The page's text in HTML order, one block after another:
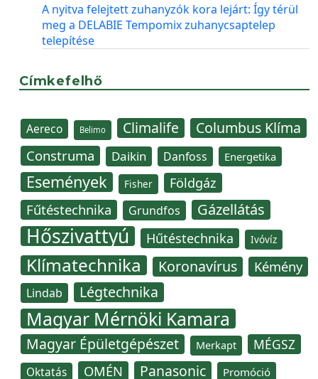
A nyitva felejtett zuhanyzók kora lejárt: Így térül
meg a DELABIE Tempomix zuhanycsaptelep
telepítése
Címkefelhő
Aereco Belimo Climalife Columbus Klíma
Construma Daikin Danfoss Energetika
Események Fisher Földgáz
Fűtéstechnika Grundfos Gázellátás
Hőszivattyú Hűtéstechnika Ivóvíz
Klímatechnika Koronavírus Kémény
Lindab Légtechnika
Magyar Mérnöki Kamara
Magyar Épületgépészet Merkapt MÉGSZ
Oktatás OMÉN Panasonic Promóció